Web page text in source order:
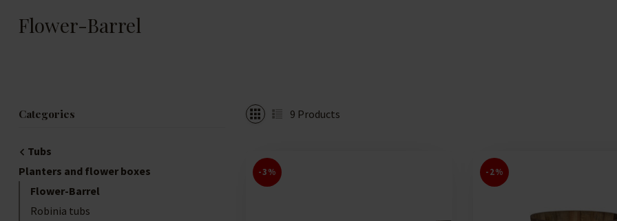
Flower-Barrel
Categories
Tubs
Planters and flower boxes
Flower-Barrel
Robinia tubs
9 Products
-3% -2%